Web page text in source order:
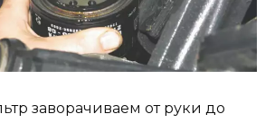
заворачиваем от руки до